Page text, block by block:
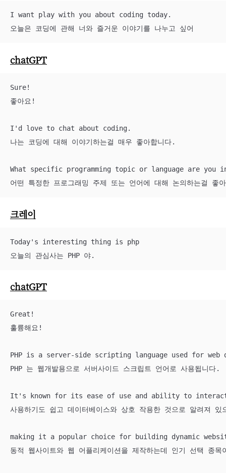
I want play with you about coding today.
오늘은 코딩에 관해 너와 즐거운 이야기를 나누고 싶어
chatGPT
Sure!
좋아요!
I'd love to chat about coding.
나는 코딩에 대해 이야기하는걸 매우 좋아합니다.
What specific programming topic or language are you
어떤 특정한 프로그래밍 주제 또는 언어에 대해 논의하는걸 좋아
크레이
Today's interesting thing is php
오늘의 관심사는 PHP 야.
chatGPT
Great!
훌륭해요!
PHP is a server-side scripting language used for web
PHP 는 웹개발용으로 서버사이드 스크립트 언어로 사용됩니다.
It's known for its ease of use and ability to
사용하기도 쉽고 데이터베이스와 상호 작용한 것으로 알려져 있
making it a popular choice for building dynamic
동적 웹사이트와 웹 어플리케이션을 제작하는데 인기 선택 종목